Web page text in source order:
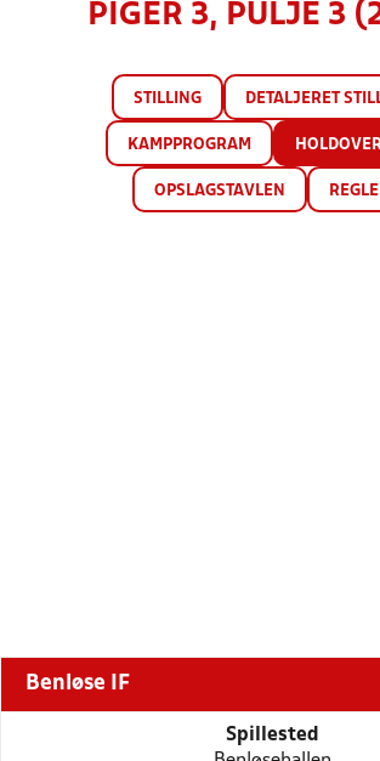
PIGER 3, PULJE 3
STILLING DETALJERET
KAMPPROGRAM
OPSLAGSTAVLEN
Benløse IF
Spillested